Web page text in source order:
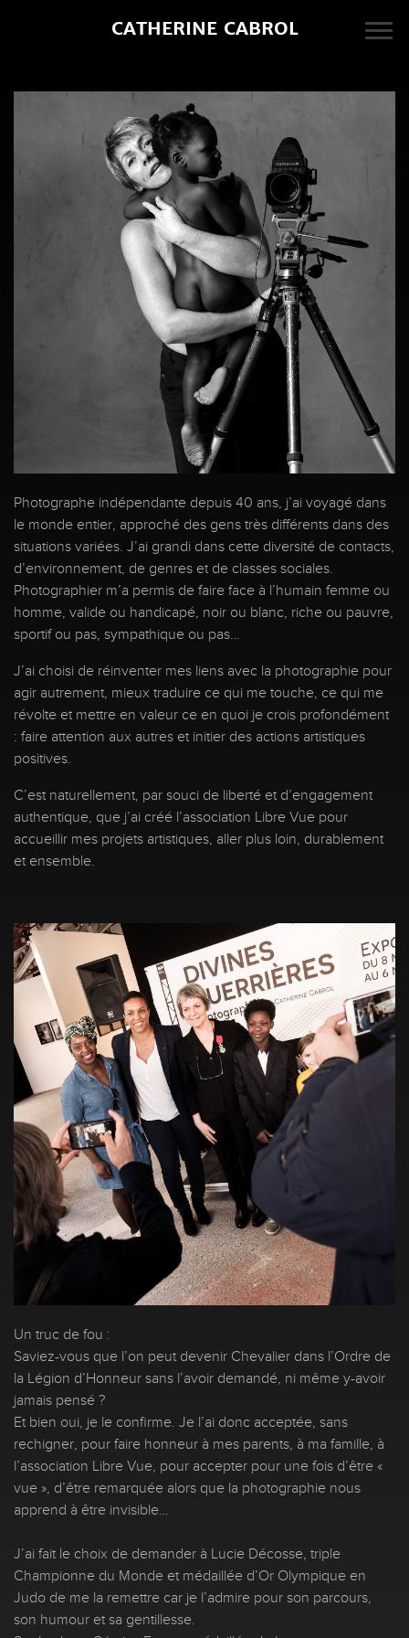
CATHERINE CABROL
Photographe indépendante depuis 40 ans, j’ai voyagé dans
le monde entier, approché des gens très différents dans des
situations variées. J’ai grandi dans cette diversité de contacts,
d’environnement, de genres et de classes sociales.
Photographier m’a permis de faire face à l’humain femme ou
homme, valide ou handicapé, noir ou blanc, riche ou pauvre,
sportif ou pas, sympathique ou pas…
J’ai choisi de réinventer mes liens avec la photographie pour
agir autrement, mieux traduire ce qui me touche, ce qui me
révolte et mettre en valeur ce en quoi je crois profondément
: faire attention aux autres et initier des actions artistiques
positives.
C’est naturellement, par souci de liberté et d’engagement
authentique, que j’ai créé l’association Libre Vue pour
accueillir mes projets artistiques, aller plus loin, durablement
et ensemble.
Un truc de fou :
Saviez-vous que l’on peut devenir Chevalier dans l’Ordre de
la Légion d’Honneur sans l’avoir demandé, ni même y-avoir
jamais pensé ?
Et bien oui, je le confirme. Je l’ai donc acceptée, sans
rechigner, pour faire honneur à mes parents, à ma famille, à
l’association Libre Vue, pour accepter pour une fois d’être «
vue », d’être remarquée alors que la photographie nous
apprend à être invisible…
J’ai fait le choix de demander à Lucie Décosse, triple
Championne du Monde et médaillée d’Or Olympique en
Judo de me la remettre car je l’admire pour son parcours,
son humour et sa gentillesse.